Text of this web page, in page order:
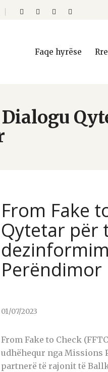
Faqe hyrëse
Dialogu
From Fake
Qytetar për
Perëndimor
01/07/2023
From Fake to Check
udhëhequr nga Missions
partnerë të rajonit të